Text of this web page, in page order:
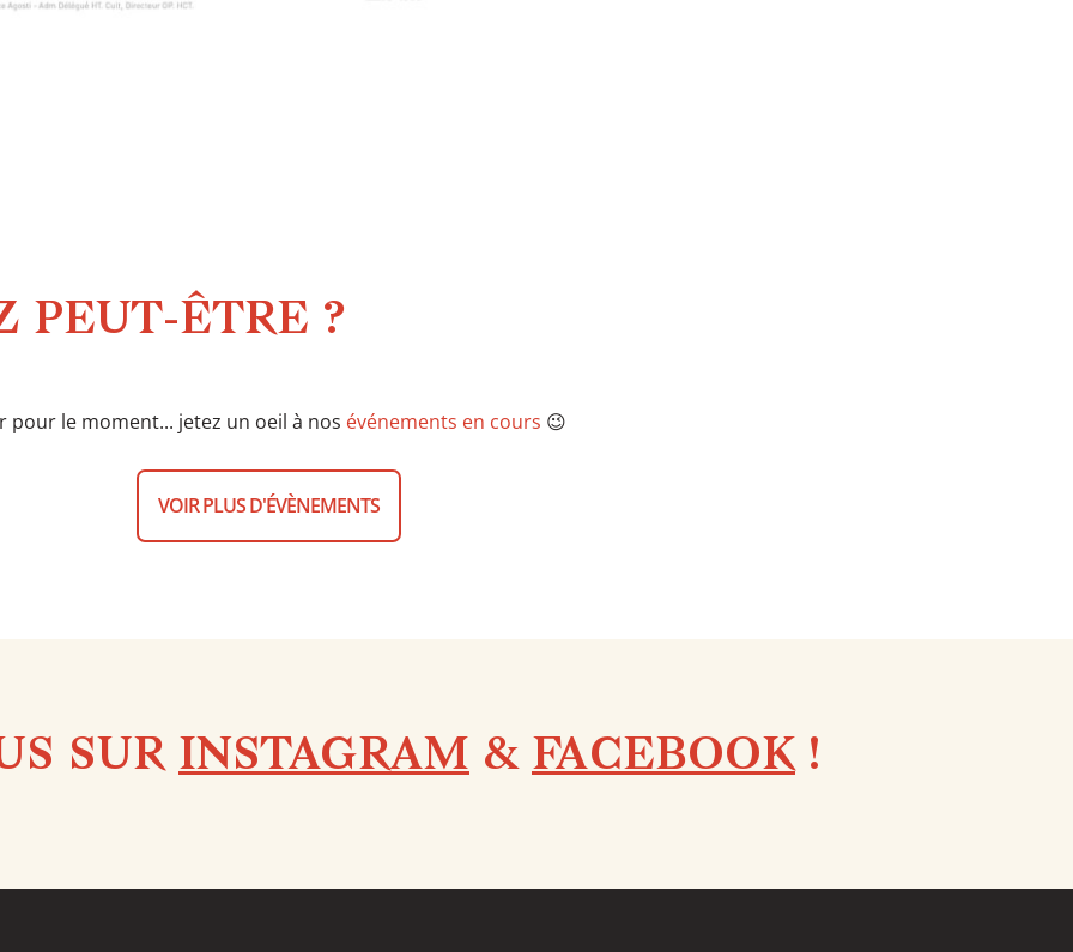
PEUT-ÊTRE ?
pour le moment... jetez un oeil à nos événements en cours 😉
VOIR PLUS D'ÉVÈNEMENTS
SUR INSTAGRAM & FACEBOOK!